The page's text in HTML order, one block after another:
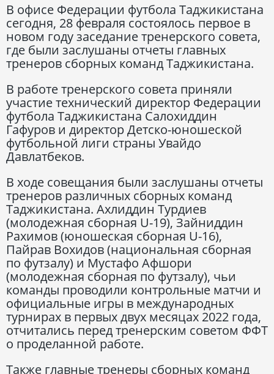
В офисе Федерации футбола Таджикистана
сегодня, 28 февраля состоялось первое в
новом году заседание тренерского совета,
где были заслушаны отчеты главных
тренеров сборных команд Таджикистана.
В работе тренерского совета приняли
участие технический директор Федерации
футбола Таджикистана Салохиддин
Гафуров и директор Детско-юношеской
футбольной лиги страны Увайдо
Давлатбеков.
В ходе совещания были заслушаны отчеты
тренеров различных сборных команд
Таджикистана. Ахлиддин Турдиев
(молодежная сборная U-19), Зайниддин
Рахимов (юношеская сборная U-16),
Пайрав Вохидов (национальная сборная
по футзалу) и Мустафо Афшори
(молодежная сборная по футзалу), чьи
команды проводили контрольные матчи и
официальные игры в международных
турнирах в первых двух месяцах 2022 года,
отчитались перед тренерским советом ФФТ
о проделанной работе.
Также главные тренеры сборных команд